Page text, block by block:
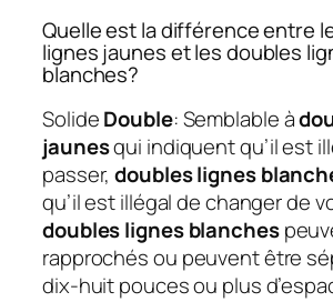
Quelle est la différence entre
lignes jaunes et les doubles
blanches?
SolideDouble: Semblable à
jaunesqui indiquent qu’il est
passer,doubles lignes
qu’il est illégal de changer de
doubles lignes blanches
rapprochés ou peuvent être
dix-huit pouces ou plus